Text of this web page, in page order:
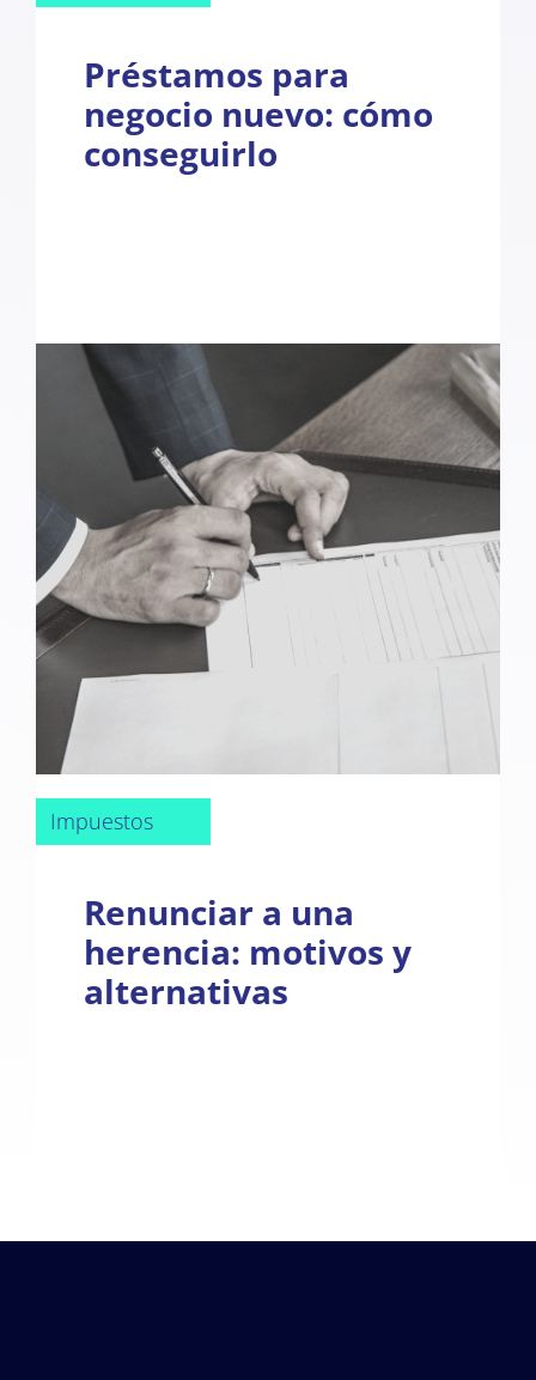
Préstamos para
negocio nuevo: cómo
conseguirlo
Impuestos
Renunciar a una
herencia: motivos y
alternativas